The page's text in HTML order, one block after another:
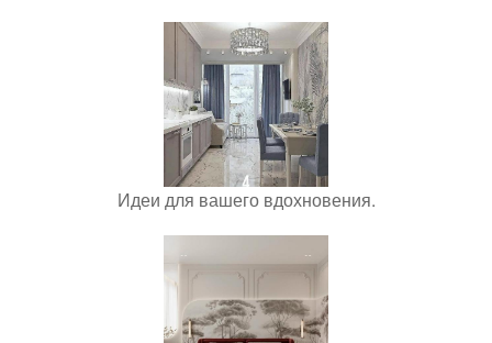
Идеи для вашего вдохновения.